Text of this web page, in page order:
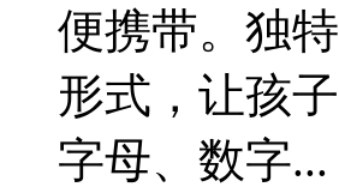
便携带。独
形式，让孩
字母、数字...